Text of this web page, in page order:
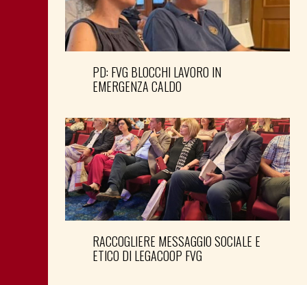
PD: FVG BLOCCHI LAVORO IN
EMERGENZA CALDO
RACCOGLIERE MESSAGGIO SOCIALE E
ETICO DI LEGACOOP FVG